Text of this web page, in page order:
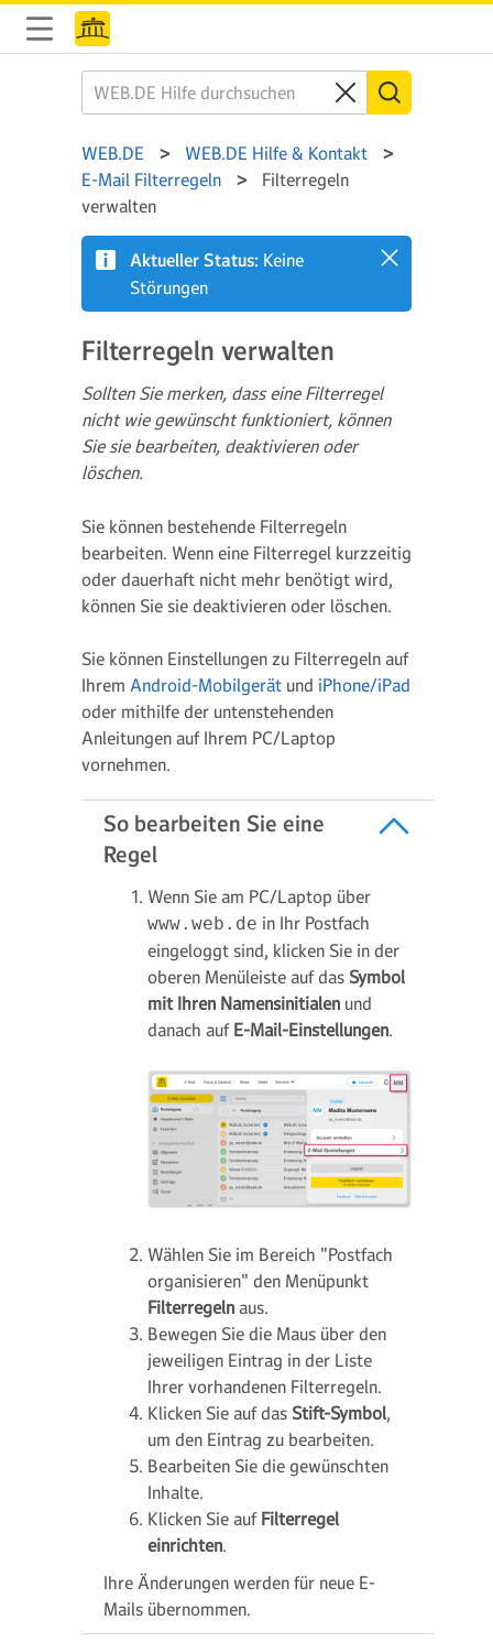
WEB.DE
WEB.DE Hilfe & Kontakt
E-Mail Filterregeln
Filterregeln
verwalten
Aktueller Status: Keine
Störungen
Filterregeln verwalten
Sollten Sie merken, dass eine Filterregel
nicht wie gewünscht funktioniert, können
Sie sie bearbeiten, deaktivieren oder
löschen.
Sie können bestehende Filterregeln
bearbeiten. Wenn eine Filterregel kurzzeitig
oder dauerhaft nicht mehr benötigt wird,
können Sie sie deaktivieren oder löschen.
Sie können Einstellungen zu Filterregeln auf
Ihrem Android-Mobilgerät und iPhone/iPad
oder mithilfe der untenstehenden
Anleitungen auf Ihrem PC/Laptop
vornehmen.
So bearbeiten Sie eine
Regel
Wenn Sie am PC/Laptop über
www.web.de in Ihr Postfach
eingeloggt sind, klicken Sie in der
oberen Menüleiste auf das Symbol
mit Ihren Namensinitialen und
danach auf E-Mail-Einstellungen.
Wählen Sie im Bereich "Postfach
organisieren" den Menüpunkt
Filterregeln aus.
Bewegen Sie die Maus über den
jeweiligen Eintrag in der Liste
Ihrer vorhandenen Filterregeln.
Klicken Sie auf das Stift-Symbol,
um den Eintrag zu bearbeiten.
Bearbeiten Sie die gewünschten
Inhalte.
Klicken Sie auf Filterregel
einrichten.
Ihre Änderungen werden für neue E-
Mails übernommen.